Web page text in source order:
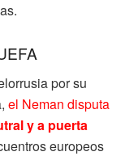
por su
el Neman disputa
y a puerta
europeos